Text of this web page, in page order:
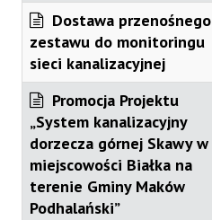
Dostawa przenośnego
zestawu do monitoringu
sieci kanalizacyjnej
Promocja Projektu
„System kanalizacyjny
dorzecza górnej Skawy w
miejscowości Białka na
terenie Gminy Maków
Podhalański”